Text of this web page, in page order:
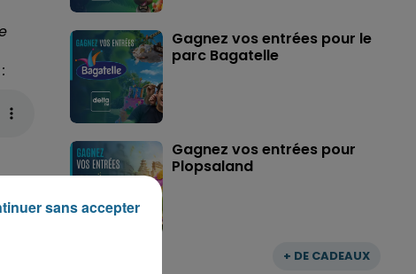
+ DE CADEAUX
Gagnez vos entrées pour le
parc Bagatelle
Gagnez vos entrées pour
Plopsaland
sans accepter